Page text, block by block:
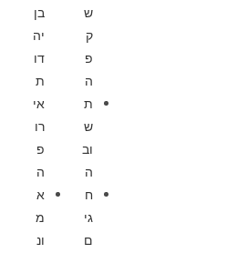
ש
ק
פ
ה
ת
ש
וב
ה
ח
גי
ם
בן
יה
דו
ת
אי
רו
פ
ה
א
מ
ונ